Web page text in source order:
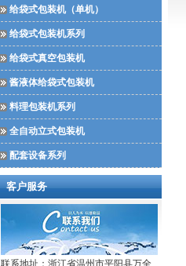
给袋式包装机（单机）
给袋式包装机系列
给袋式真空包装机
酱液体给袋式包装机
料理包装机系列
全自动立式包装机
配套设备系列
客户服务
联系地址：浙江省温州市平阳县万全